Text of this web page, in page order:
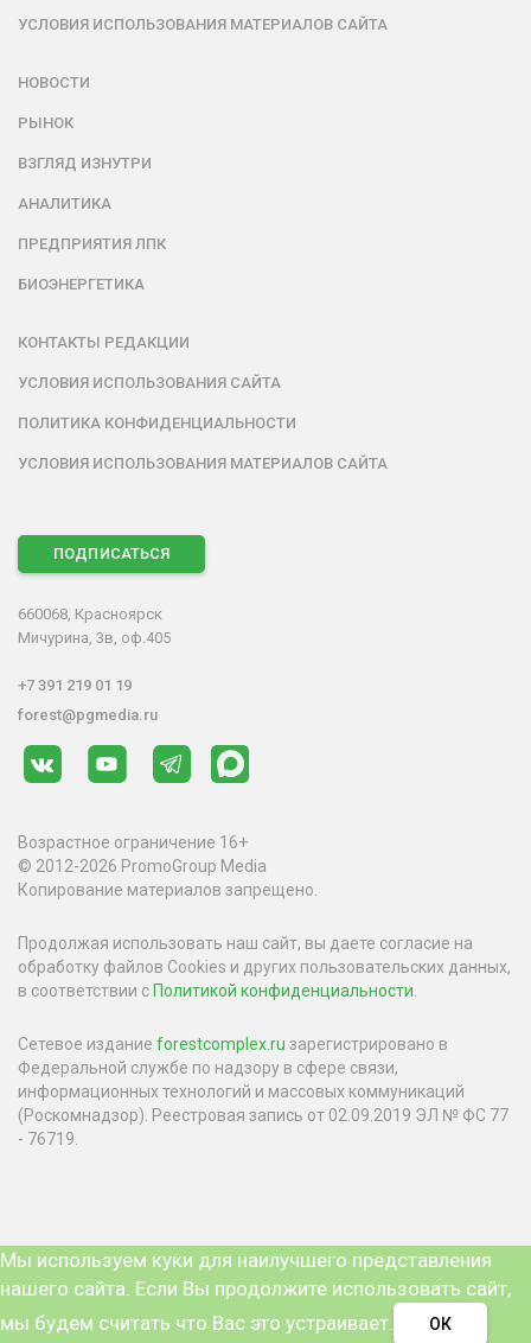
УСЛОВИЯ ИСПОЛЬЗОВАНИЯ МАТЕРИАЛОВ САЙТА
НОВОСТИ
РЫНОК
ВЗГЛЯД ИЗНУТРИ
АНАЛИТИКА
ПРЕДПРИЯТИЯ ЛПК
БИОЭНЕРГЕТИКА
КОНТАКТЫ РЕДАКЦИИ
УСЛОВИЯ ИСПОЛЬЗОВАНИЯ САЙТА
ПОЛИТИКА КОНФИДЕНЦИАЛЬНОСТИ
УСЛОВИЯ ИСПОЛЬЗОВАНИЯ МАТЕРИАЛОВ САЙТА
ПОДПИСАТЬСЯ
660068, Красноярск
Мичурина, 3в, оф.405
+7 391 219 01 19
forest@pgmedia.ru
Возрастное ограничение 16+
© 2012-2026 PromoGroup Media
Копирование материалов запрещено.
Продолжая использовать наш сайт, вы даете согласие на
обработку файлов Cookies и других пользовательских данных,
в соответствии сПолитикой конфиденциальности
Сетевое издание forestcomplex.ru зарегистрировано в
Федеральной службе по надзору в сфере связи,
информационных технологий и массовых коммуникаций
(Роскомнадзор). Реестровая запись от 02.09.2019 ЭЛ № ФС 77
- 76719.
Мы используем куки для наилучшего представления
нашего сайта. Если Вы продолжите использовать сайт,
мы будем считать что Вас это устраивает.
ОК